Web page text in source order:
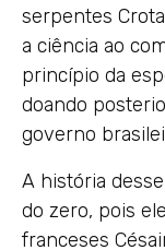
serpentes
a ciência ao
princípio da
doando
governo
A história
do zero, pois
franceses